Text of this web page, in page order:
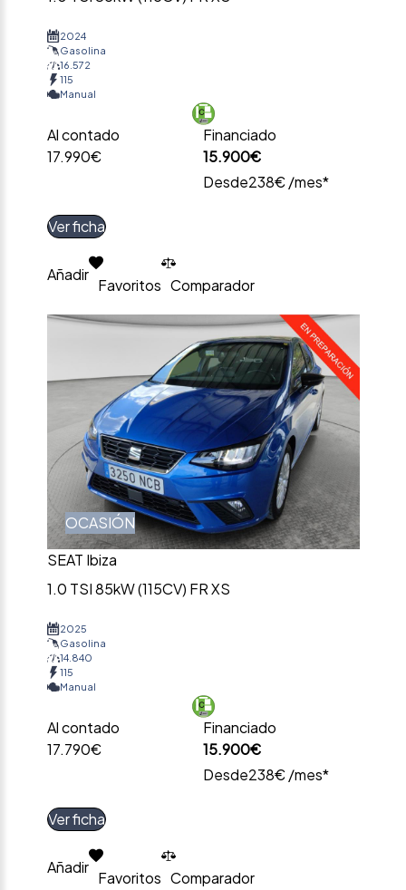
2024
Gasolina
16.572
115
Manual
Al contado
17.990€
Financiado
15.900€
Desde238€ /mes*
Ver ficha
Añadir
Favoritos Comparador
OCASIÓN
SEAT Ibiza
1.0 TSI 85kW (115CV) FR XS
2025
Gasolina
14.840
115
Manual
Al contado
17.790€
Financiado
15.900€
Desde238€ /mes*
Ver ficha
Añadir
Favoritos Comparador